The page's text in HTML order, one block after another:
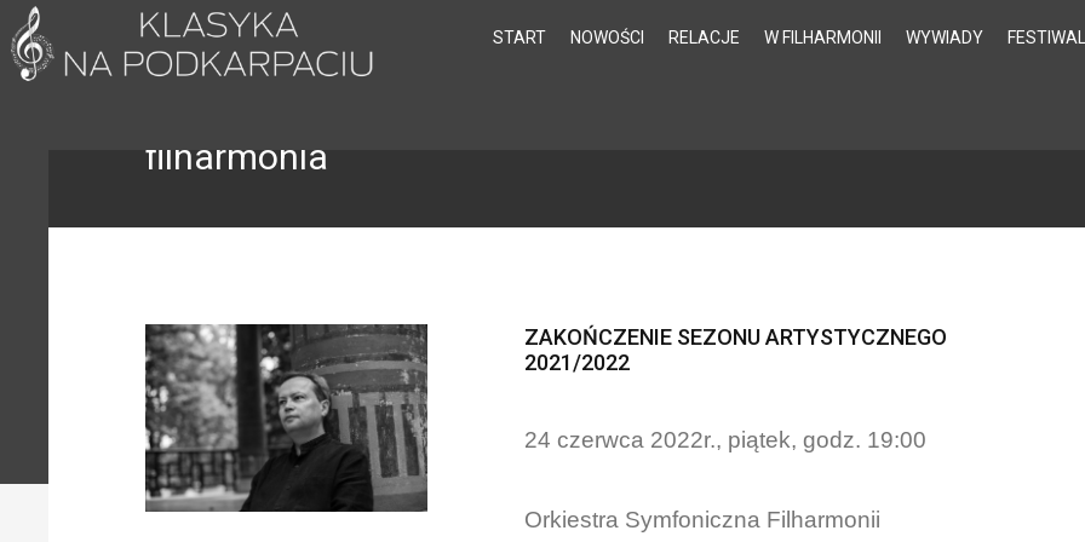
START NOWOŚCI RELACJE W FILHARMONII WYWIADY
filharmonia
ZAKOŃCZENIE SEZONU ARTYSTYCZNEGO
2021/2022
24 czerwca 2022r., piątek, godz. 19:00
Orkiestra Symfoniczna Filharmonii